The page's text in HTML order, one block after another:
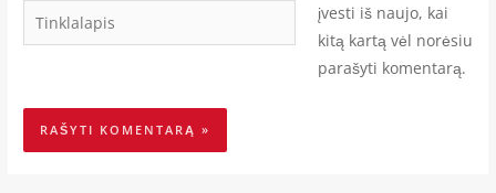
Tinklalapis
įvesti iš naujo, kai
kitą kartą vėl norėsiu
parašyti komentarą.